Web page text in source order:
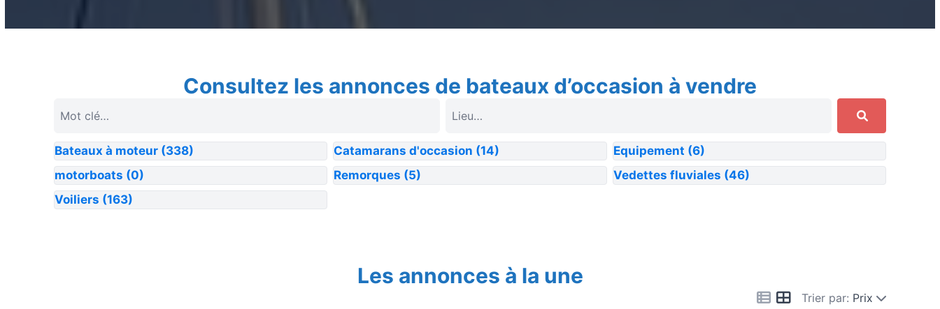
Consultez les annonces de bateaux d’occasion à vendre
Bateaux à moteur (338) Catamarans d'occasion (14) Equipement (6)
motorboats (0) Remorques (5) Vedettes fluviales (46)
Voiliers (163)
Les annonces à la une
Trier par: Prix